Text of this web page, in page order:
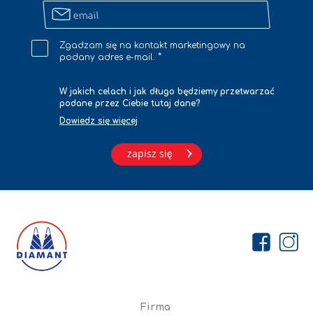
Zapisz
się
newsletter
Zgadzam się na kontakt marketingowy na
podany adres e-mail.
W jakich celach i jak długo będziemy przetwarzać
podane przez Ciebie tutaj dane?
Dowiedz się więcej
zapisz się
Firma